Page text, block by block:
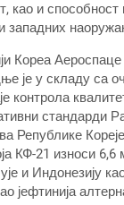
као и способност
западних
Кореа
је у складу са
контрола
стандарди
Републике
КФ-21 износи 6,6
и Индонезију
јефтинија